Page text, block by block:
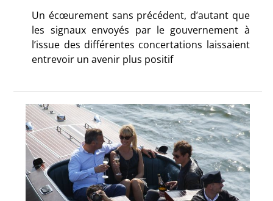
Un écœurement sans précédent, d’autant que
les signaux envoyés par le gouvernement à
l’issue des différentes concertations laissaient
entrevoir un avenir plus positif